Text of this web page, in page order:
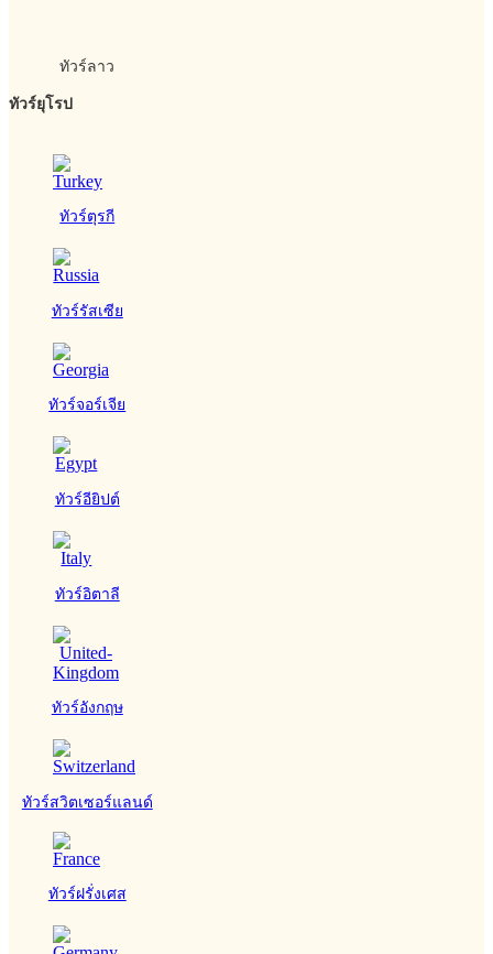
ทัวร์ลาว
ทัวร์ยุโรป
ทัวร์ตุรกี
ทัวร์รัสเซีย
ทัวร์จอร์เจีย
ทัวร์อียิปต์
ทัวร์อิตาลี
ทัวร์อังกฤษ
ทัวร์สวิตเซอร์แลนด์
ทัวร์ฝรั่งเศส